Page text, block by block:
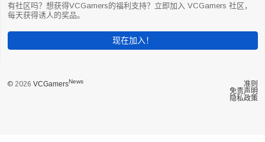
有社区吗？想获得VCGamers的福利支持？立即加入 VCGamers 社区，
每天获得诱人的奖品。
现在加入！
© 2026 VCGamersNews
准则
免责声明
隐私政策